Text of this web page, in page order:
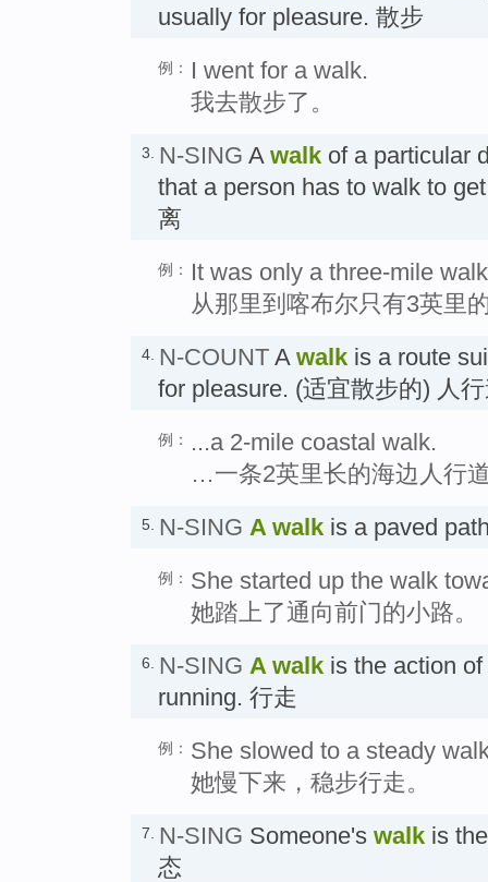
usually for pleasure. 散步
例：
I went for a walk.
我去散步了。
3. N-SING A walk of a particular
that a person has to walk to
离
例：
It was only a three-mile
从那里到喀布尔只有3英里
4. N-COUNT A walk is a route
for pleasure. (适宜散步的) 人
例：
...a 2-mile coastal walk.
…一条2英里长的海边人行
5. N-SING A walk is a paved
例： She started up the walk
她踏上了通向前门的小路。
6. N-SING A walk is the action
running. 行走
例： She slowed to a steady
她慢下来，稳步行走。
7. N-SING Someone's walk is
态